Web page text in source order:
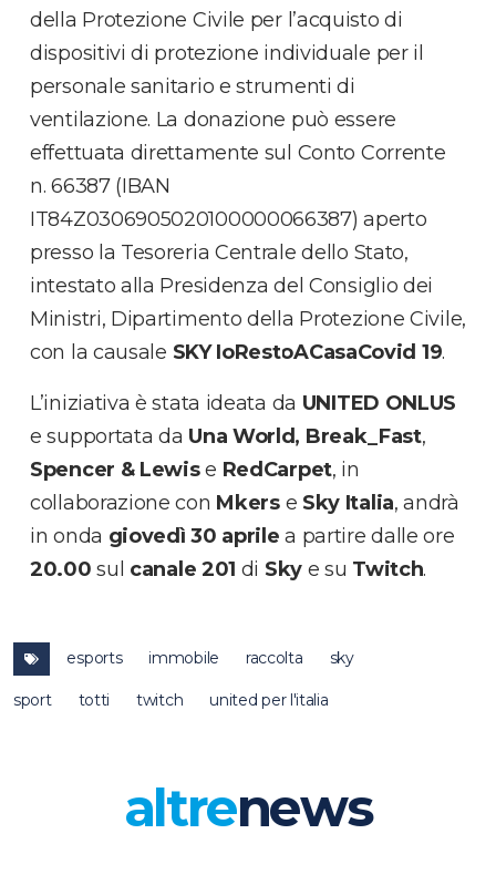
della Protezione Civile per l’acquisto di
dispositivi di protezione individuale per il
personale sanitario e strumenti di
ventilazione. La donazione può essere
effettuata direttamente sul Conto Corrente
n. 66387 (IBAN
IT84Z0306905020100000066387) aperto
presso la Tesoreria Centrale dello Stato,
intestato alla Presidenza del Consiglio dei
Ministri, Dipartimento della Protezione Civile,
con la causale SKY IoRestoACasaCovid 19.
L’iniziativa è stata ideata da UNITED ONLUS
e supportata da Una World, Break_Fast,
Spencer & Lewise RedCarpet, in
collaborazione con Mkers e Sky Italia, andrà
in onda giovedì 30 aprilea partire dalle ore
20.00sul canale 201 di Skye su Twitch.
esports immobile raccolta sky
sport totti twitch united per l'italia
altrenews